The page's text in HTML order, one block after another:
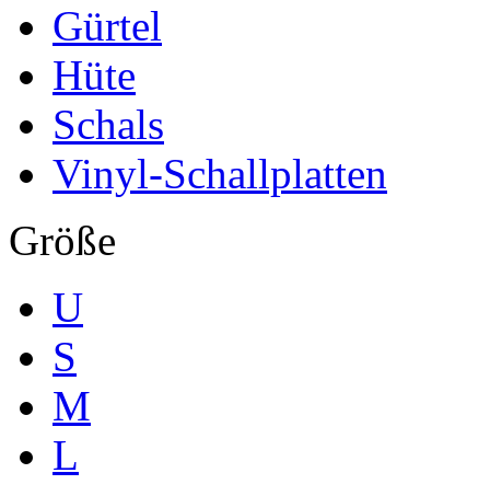
Gürtel
Hüte
Schals
Vinyl-Schallplatten
Größe
U
S
M
L